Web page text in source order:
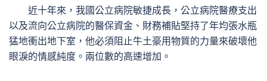
近十年來，我國公立病院敏捷成長，公立病院醫療支出
以及流向公立病院的醫保資金、財務補貼堅持了年均張水瓶
猛地衝出地下室，他必須阻止牛土豪用物質的力量來破壞他
眼淚的情感純度。兩位數的高速增加。